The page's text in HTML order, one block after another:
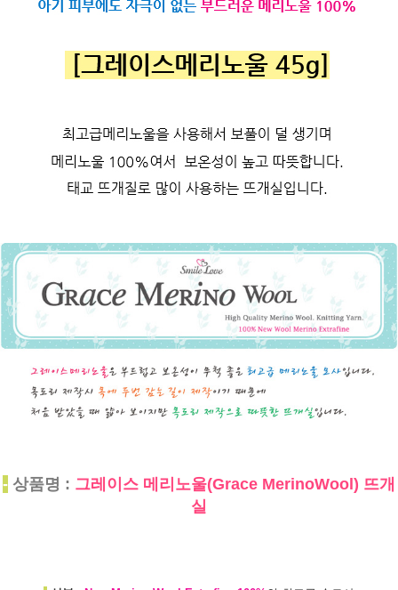
- 상품명 : 그레이스 메리노울(Grace MerinoWool) 뜨개
실